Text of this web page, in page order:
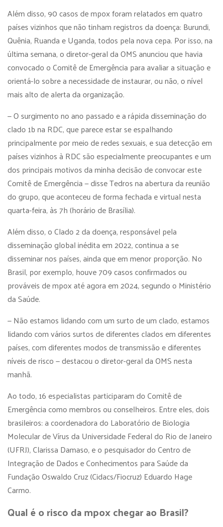
Além disso, 90 casos de mpox foram relatados em quatro
países vizinhos que não tinham registros da doença: Burundi,
Quênia, Ruanda e Uganda, todos pela nova cepa. Por isso, na
última semana, o diretor-geral da OMS anunciou que havia
convocado o Comitê de Emergência para avaliar a situação e
orientá-lo sobre a necessidade de instaurar, ou não, o nível
mais alto de alerta da organização.
— O surgimento no ano passado e a rápida disseminação do
clado 1b na RDC, que parece estar se espalhando
principalmente por meio de redes sexuais, e sua detecção em
países vizinhos à RDC são especialmente preocupantes e um
dos principais motivos da minha decisão de convocar este
Comitê de Emergência — disse Tedros na abertura da reunião
do grupo, que aconteceu de forma fechada e virtual nesta
quarta-feira, às 7h (horário de Brasília).
Além disso, o Clado 2 da doença, responsável pela
disseminação global inédita em 2022, continua a se
disseminar nos países, ainda que em menor proporção. No
Brasil, por exemplo, houve 709 casos confirmados ou
prováveis de mpox até agora em 2024, segundo o Ministério
da Saúde.
— Não estamos lidando com um surto de um clado, estamos
lidando com vários surtos de diferentes clados em diferentes
países, com diferentes modos de transmissão e diferentes
níveis de risco — destacou o diretor-geral da OMS nesta
manhã.
Ao todo, 16 especialistas participaram do Comitê de
Emergência como membros ou conselheiros. Entre eles, dois
brasileiros: a coordenadora do Laboratório de Biologia
Molecular de Vírus da Universidade Federal do Rio de Janeiro
(UFRJ), Clarissa Damaso, e o pesquisador do Centro de
Integração de Dados e Conhecimentos para Saúde da
Fundação Oswaldo Cruz (Cidacs/Fiocruz) Eduardo Hage
Carmo.
Qual é o risco da mpox chegar ao Brasil?